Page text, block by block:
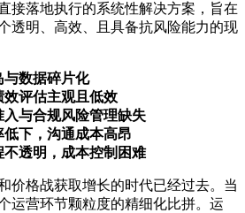
接落地执行的系统性解决方案，旨在
透明、高效、且具备抗风险能力的现
与数据碎片化
评估主观且低效
与合规风险管理缺失
下，沟通成本高昂
透明，成本控制困难
价格战获取增长的时代已经过去。当
运营环节颗粒度的精细化比拼。运